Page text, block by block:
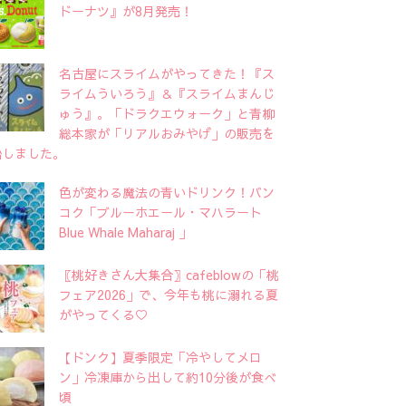
ドーナツ』が8月発売！
名古屋にスライムがやってきた！『ス
ライムういろう』＆『スライムまんじ
ゅう』。「ドラクエウォーク」と青柳
総本家が「リアルおみやげ」の販売を
ました。
色が変わる魔法の青いドリンク！バン
コク「ブルーホエール・マハラート
Blue Whale Maharaj 」
〖桃好きさん大集合〗cafeblowの「桃
フェア2026」で、今年も桃に溺れる夏
がやってくる♡
【ドンク】夏季限定「冷やしてメロ
ン」冷凍庫から出して約10分後が食べ
頃